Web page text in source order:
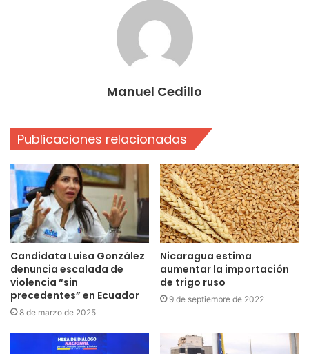
Manuel Cedillo
Publicaciones relacionadas
Candidata Luisa González
denuncia escalada de
violencia “sin
precedentes” en Ecuador
8 de marzo de 2025
Nicaragua estima
aumentar la importación
de trigo ruso
9 de septiembre de 2022